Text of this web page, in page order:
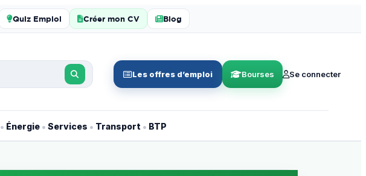
Quiz Emploi Créer mon CV Blog
Les offres d’emploi Bourses Se connecter
• Énergie • Services • Transport • BTP